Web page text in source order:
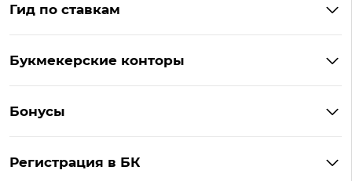
Обзор Париматч
Обзор Винлайн
Обзор Олимпбет
Гид по ставкам
Ubet на Андроид
Тенниси на Андроид
Букмекерские конторы
Букмекеры для ставок на киберспорт
Бонусы
Бонусы за депозит
Регистрация в БК